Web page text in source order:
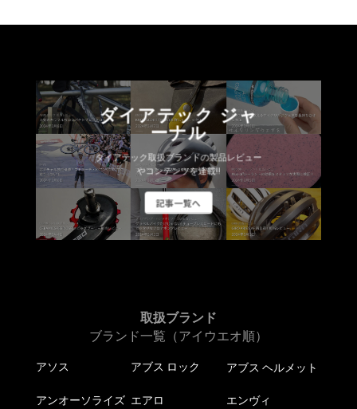
ダイアテック ジャ
ーナル
ダイアテック取扱ブランドの製品レビュー
やコンテンツを連載!!
記事一覧へ
取扱ブランド
ブランド一覧（アイウエオ順）
アソス アブス ロック アブス ヘルメット
アンオーソライズ エアロ エンヴィ